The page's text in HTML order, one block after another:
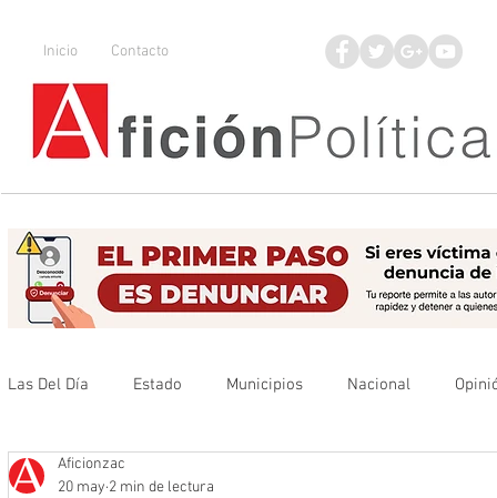
Inicio Contacto
Las Del Día Estado Municipios Nacional
Que no se olvide
Aficionzac
20 may 2 min de lectura